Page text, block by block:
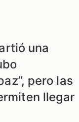
una
pero las
llegar